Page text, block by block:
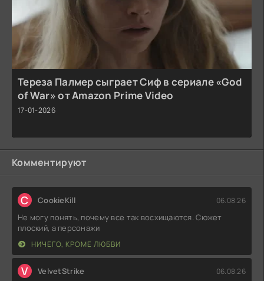
Тереза Палмер сыграет Сиф в сериале «God
of War» от Amazon Prime Video
17-01-2026
Комментируют
C CookieKill 06.08.26
Не могу понять, почему все так восхищаются. Сюжет
плоский, а персонажи
НИЧЕГО, КРОМЕ ЛЮБВИ
V VelvetStrike 06.08.26